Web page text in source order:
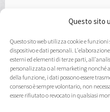
Questo sito
Questo sito web utilizza cookie e
dispositivo e dati personali.
esterni ed elementi di terze parti,
personalizzata o al remarketing nonché
della funzione, i dati possono essere
consenso è sempre volontario, non
essere rifiutato o revocato in qualsiasi
Contatto
Note Legali
Informativa sulla privacy